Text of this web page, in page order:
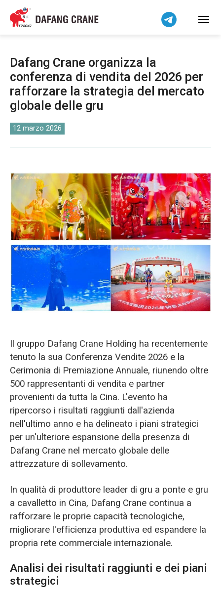
Dafang Crane organizza la
conferenza di vendita del 2026 per
rafforzare la strategia del mercato
globale delle gru
12 marzo 2026
Il gruppo Dafang Crane Holding ha recentemente
tenuto la sua Conferenza Vendite 2026 e la
Cerimonia di Premiazione Annuale, riunendo oltre
500 rappresentanti di vendita e partner
provenienti da tutta la Cina. L'evento ha
ripercorso i risultati raggiunti dall'azienda
nell'ultimo anno e ha delineato i piani strategici
per un'ulteriore espansione della presenza di
Dafang Crane nel mercato globale delle
attrezzature di sollevamento.
In qualità di produttore leader di gru a ponte e gru
a cavalletto in Cina, Dafang Crane continua a
rafforzare le proprie capacità tecnologiche,
migliorare l'efficienza produttiva ed espandere la
propria rete commerciale internazionale.
Analisi dei risultati raggiunti e dei piani
strategici
Bahasa Indonesia
Bahasa Melayu
বাংলা
فارسی
Pilipino
اردو
Українська
Čeština
Kiswahili
Dansk
Norsk
O‘zbekcha